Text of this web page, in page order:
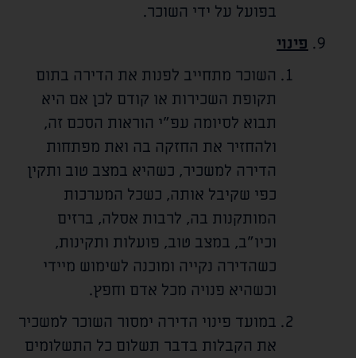
בפועל על ידי השוכר.
פינוי
השוכר מתחייב לפנות את הדירה בתום
תקופת השכירות או קודם לכן אם היא
תבוא לסיומה עפ"י הוראות הסכם זה,
ולהחזיר את החזקה בה ואת מפתחות
הדירה למשכיר, כשהיא במצב טוב ותקין
כפי שקיבל אותה, כשכל המערכות
המותקנות בה, לרבות אסלה, ברזים
וכיו"ב, במצב טוב, פועלות ותקינות,
כשהדירה נקייה ומוכנה לשימוש מיידי
וכשהיא פנויה מכל אדם וחפץ.
במועד פינוי הדירה ימסור השוכר למשכיר
את הקבלות בדבר תשלום כל התשלומים